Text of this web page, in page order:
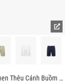
Quần Short Linen Thêu Cánh Buồm Form Straight QS087